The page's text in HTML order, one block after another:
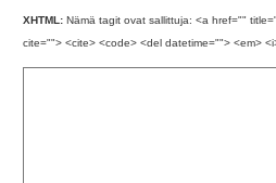
XHTML: Nämä tagit ovat sallittuja: <a href=""
cite=""> <cite> <code> <del datetime=""> <em>